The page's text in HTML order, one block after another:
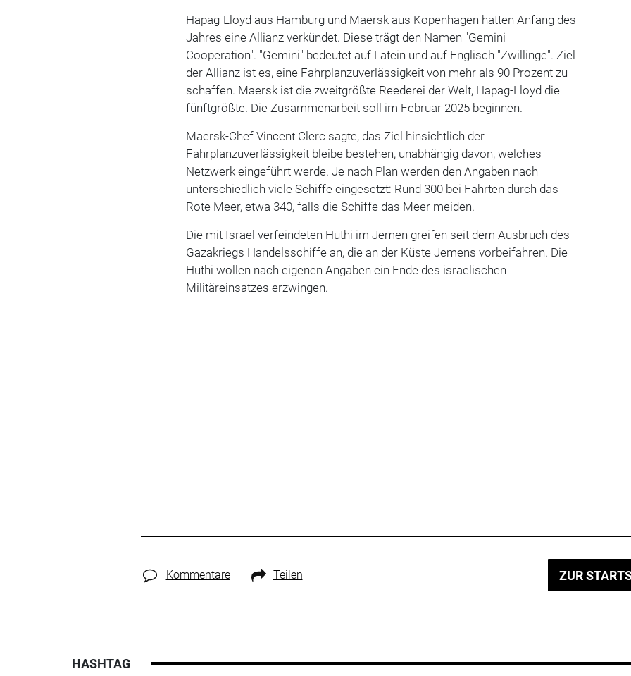
Hapag-Lloyd aus Hamburg und Maersk aus Kopenhagen hatten Anfang des
Jahres eine Allianz verkündet. Diese trägt den Namen "Gemini
Cooperation". "Gemini" bedeutet auf Latein und auf Englisch "Zwillinge". Ziel
der Allianz ist es, eine Fahrplanzuverlässigkeit von mehr als 90 Prozent zu
schaffen. Maersk ist die zweitgrößte Reederei der Welt, Hapag-Lloyd die
fünftgrößte. Die Zusammenarbeit soll im Februar 2025 beginnen.
Maersk-Chef Vincent Clerc sagte, das Ziel hinsichtlich der
Fahrplanzuverlässigkeit bleibe bestehen, unabhängig davon, welches
Netzwerk eingeführt werde. Je nach Plan werden den Angaben nach
unterschiedlich viele Schiffe eingesetzt: Rund 300 bei Fahrten durch das
Rote Meer, etwa 340, falls die Schiffe das Meer meiden.
Die mit Israel verfeindeten Huthi im Jemen greifen seit dem Ausbruch des
Gazakriegs Handelsschiffe an, die an der Küste Jemens vorbeifahren. Die
Huthi wollen nach eigenen Angaben ein Ende des israelischen
Militäreinsatzes erzwingen.
Kommentare Teilen ZUR
HASHTAG